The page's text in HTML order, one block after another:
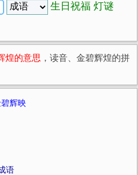
生日祝福 灯谜
煌的意思 ，读音、金碧辉煌的拼
辉映
语